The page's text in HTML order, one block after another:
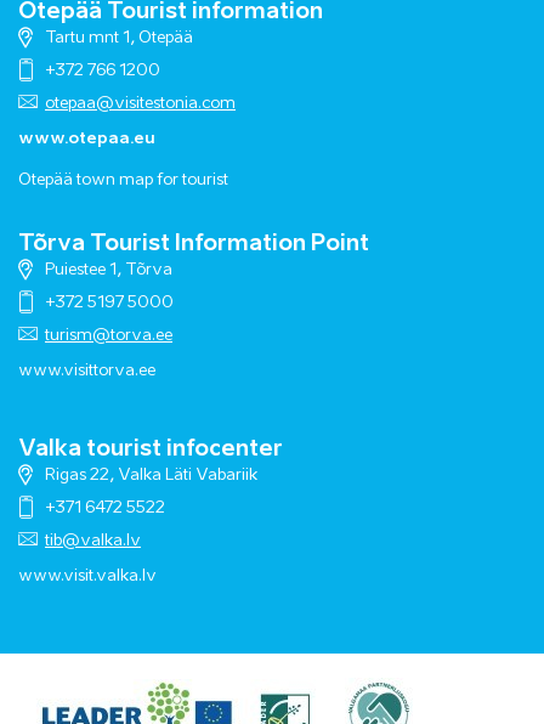
Otepää Tourist information
Tartu mnt 1, Otepää
+372 766 1200
otepaa@visitestonia.com
www.otepaa.eu
Otepää town map for tourist
Tõrva Tourist Information Point
Puiestee 1, Tõrva
+372 5197 5000
turism@torva.ee
www.visittorva.ee
Valka tourist infocenter
Rigas 22, Valka Läti Vabariik
+371 6472 5522
tib@valka.lv
www.visit.valka.lv